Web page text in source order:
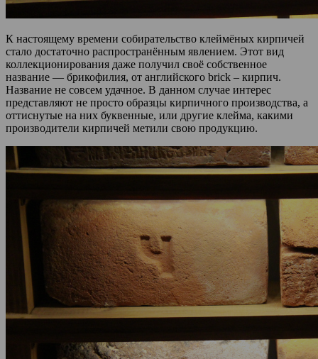
К настоящему времени собирательство клеймёных кирпичей
стало достаточно распространённым явлением. Этот вид
коллекционирования даже получил своё собственное
название — брикофилия, от английского brick – кирпич.
Название не совсем удачное. В данном случае интерес
представляют не просто образцы кирпичного производства, а
оттиснутые на них буквенные, или другие клейма, какими
производители кирпичей метили свою продукцию.